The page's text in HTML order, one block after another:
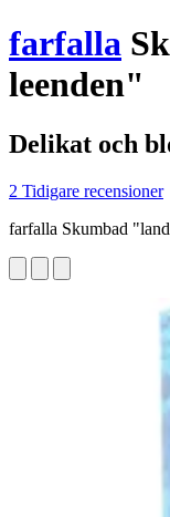
farfalla
leenden"
Delikat och
2 Tidigare recensioner
farfalla Skumbad